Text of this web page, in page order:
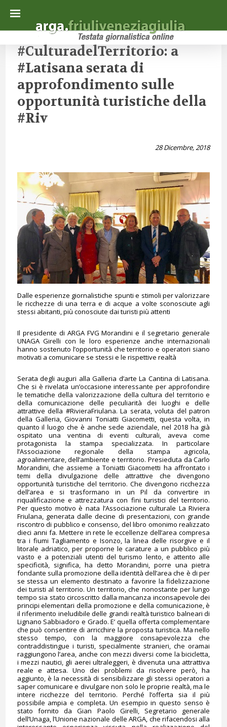
#CulturadelTerritorio: a
#Latisana serata di
approfondimento sulle
opportunità turistiche della
#Riv
28 Dicembre, 2018
Dalle esperienze giornalistiche spunti e stimoli per valorizzare
le ricchezze di una terra e di acque a volte sconosciute agli
stessi abitanti, più conosciute dai turisti più attenti
Il presidente di ARGA FVG Morandini e il segretario generale
UNAGA Girelli con le loro esperienze anche internazionali
hanno sostenuto l’opportunità che territorio e operatori siano
motivati a comunicare se stessi e le rispettive realtà
Serata degli auguri alla Galleria d’arte La Cantina di Latisana.
Che si è rivelata un’occasione interessante per approfondire
le tematiche della valorizzazione della cultura del territorio e
della comunicazione delle peculiarità dei luoghi e delle
attrattive della #RivieraFriulana. La serata, voluta del patron
della Galleria, Giovanni Toniatti Giacometti, questa volta, in
quanto il luogo che è anche sede aziendale, nel 2018 ha già
ospitato una ventina di eventi culturali, aveva come
protagonista la stampa specializzata. In particolare
l’Associazione regionale della stampa agricola,
agroalimentare, dell’ambiente e territorio. Presieduta da Carlo
Morandini, che assieme a Toniatti Giacometti ha affrontato i
temi della divulgazione delle attrattive che divengono
opportunità turistiche del territorio. Che divengono ricchezza
dell’area e si trasformano in un Pil da convertire in
riqualificazione e attrezzatura con fini turistici del territorio.
Per questo motivo è nata l’Associazione culturale La Riviera
Friulana, generata dalle decine di presentazioni, con grande
riscontro di pubblico e consenso, del libro omonimo realizzato
dieci anni fa. Mettere in rete le eccellenze dell’area compresa
tra i fiumi Tagliamento e Isonzo, la linea delle risorgive e il
litorale adriatico, per proporne le carature a un pubblico più
vasto e a potenziali utenti del turismo lento, e attento alle
specificità, significa, ha detto Morandini, porre una pietra
fondante sulla promozione della identità dell’area che è di per
se stessa un elemento destinato a favorire la fidelizzazione
dei turisti al territorio. Un territorio, che nonostante per lungo
tempo sia stato circoscritto dalla mancanza inconsapevole dei
principi elementari della promozione e della comunicazione, è
il riferimento ineludibile delle grandi realtà turistico balneari di
Lignano Sabbiadoro e Grado. E’ quella offerta complementare
che può consentire di arricchire la proposta turistica. Ma nello
stesso tempo, con la maggiore consapevolezza che
contraddistingue i turisti, specialmente stranieri, che oramai
raggiungono l’area, anche con mezzi diversi come la bicicletta,
i mezzi nautici, gli aerei ultraleggeri, è divenuta una attrattiva
reale e attesa. Uno dei problemi da risolvere però, ha
aggiunto, è la necessità di sensibilizzare gli stessi operatori a
saper comunicare e divulgare non solo le proprie realtà, ma le
intere ricchezze del territorio. Perché l’offerta sia il più
possibile ampia e completa. Un esempio in questo senso è
stato fornito da Gian Paolo Girelli, Segretario generale
dell’Unaga, l’Unione nazionale delle ARGA, che rifacendosi alla